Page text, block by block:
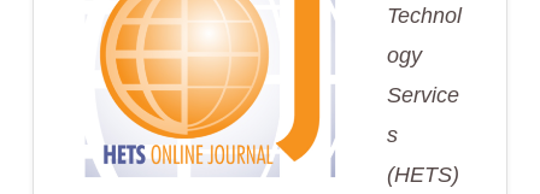
Technol
ogy
Service
s
(HETS)